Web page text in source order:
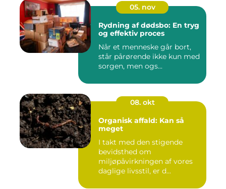
05. nov
Rydning af dødsbo: En tryg
og effektiv proces
Når et menneske går bort,
står pårørende ikke kun med
sorgen, men ogs...
08. okt
Organisk affald: Kan så
meget
I takt med den stigende
bevidsthed om
miljøpåvirkningen af vores
daglige livsstil, er d...